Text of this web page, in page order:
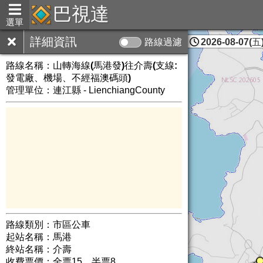
選單 巴視達
詳細資訊 路線過濾
路線名稱： 山轉海線(馬港發)往介壽(支線:
發電廠、機場、不經福澳碼頭)
管理單位：連江縣 - LienchiangCounty
路線類別：市區公車
起站名稱：馬港
終站名稱：介壽
連江縣
2026-08-07(